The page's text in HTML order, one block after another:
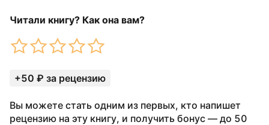
Читали книгу? Как она вам?
+50 ₽ за рецензию
Вы можете стать одним из первых, кто напишет
рецензию на эту книгу, и получить бонус — до 50